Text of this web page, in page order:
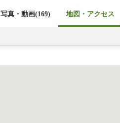
写真・動画(169) 地図・アクセス